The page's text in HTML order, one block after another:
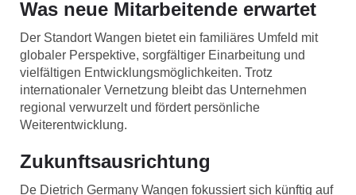
Was neue Mitarbeitende erwartet
Der Standort Wangen bietet ein familiäres Umfeld mit
globaler Perspektive, sorgfältiger Einarbeitung und
vielfältigen Entwicklungsmöglichkeiten. Trotz
internationaler Vernetzung bleibt das Unternehmen
regional verwurzelt und fördert persönliche
Weiterentwicklung.
Zukunftsausrichtung
De Dietrich Germany Wangen fokussiert sich künftig auf